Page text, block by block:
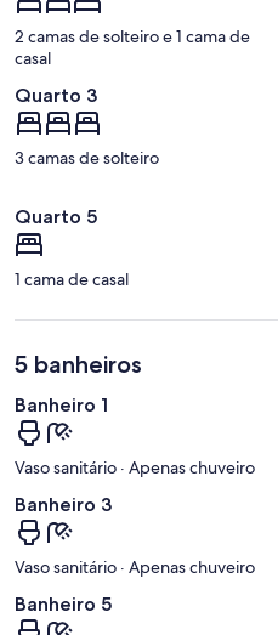
2 camas de solteiro e 1 cama de
casal
Quarto 3
3 camas de solteiro
Quarto 5
1 cama de casal
5 banheiros
Banheiro 1
Vaso sanitário · Apenas chuveiro
Banheiro 3
Vaso sanitário · Apenas chuveiro
Banheiro 5